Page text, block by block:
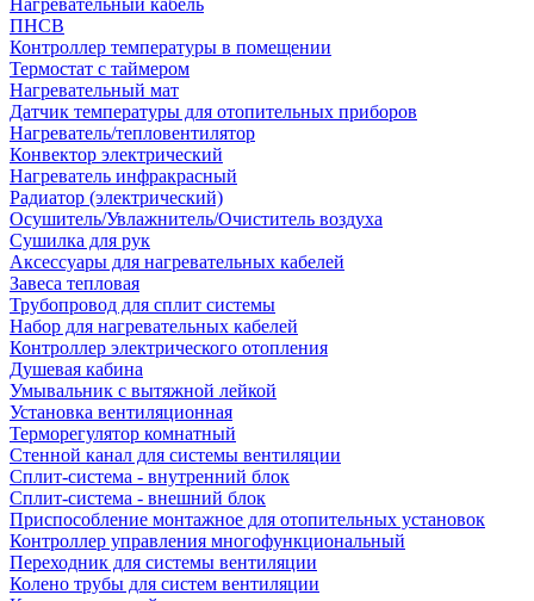
Нагревательный кабель
ПНСВ
Контроллер температуры в помещении
Термостат с таймером
Нагревательный мат
Датчик температуры для отопительных приборов
Нагреватель/тепловентилятор
Конвектор электрический
Нагреватель инфракрасный
Радиатор (электрический)
Осушитель/Увлажнитель/Очиститель воздуха
Сушилка для рук
Аксессуары для нагревательных кабелей
Завеса тепловая
Трубопровод для сплит системы
Набор для нагревательных кабелей
Контроллер электрического отопления
Душевая кабина
Умывальник с вытяжной лейкой
Установка вентиляционная
Терморегулятор комнатный
Стенной канал для системы вентиляции
Сплит-система - внутренний блок
Сплит-система - внешний блок
Приспособление монтажное для отопительных установок
Контроллер управления многофункциональный
Переходник для системы вентиляции
Колено трубы для систем вентиляции